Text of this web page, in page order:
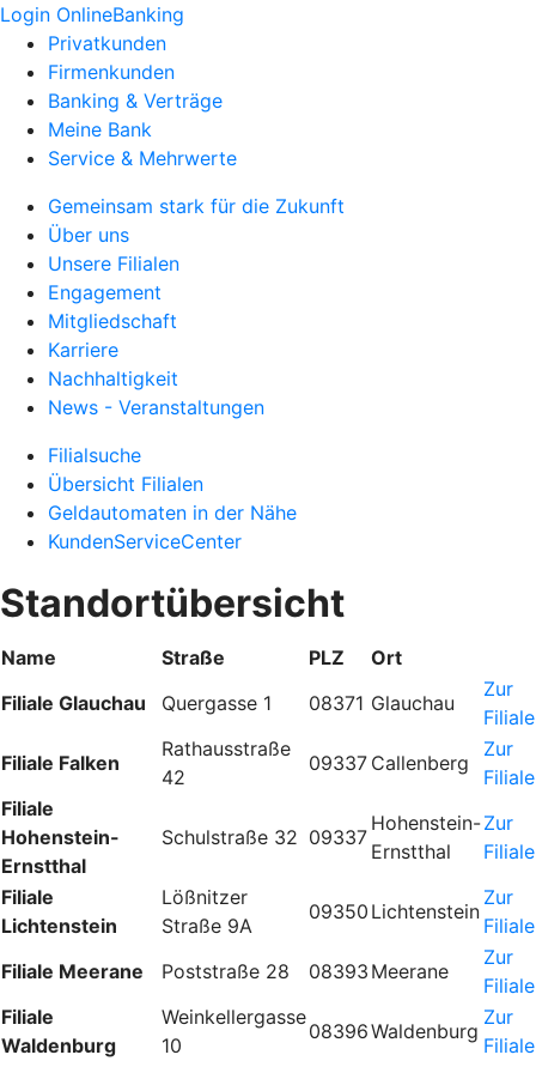
Login OnlineBanking
Privatkunden
Firmenkunden
Banking & Verträge
Meine Bank
Service & Mehrwerte
Gemeinsam stark für die Zukunft
Über uns
Unsere Filialen
Engagement
Mitgliedschaft
Karriere
Nachhaltigkeit
News - Veranstaltungen
Filialsuche
Übersicht Filialen
Geldautomaten in der Nähe
KundenServiceCenter
Standortübersicht
Name Straße PLZ
Ort
Filiale Glauchau
Quergasse 1 08371 Glauchau
Zur
Filiale
Filiale Falken
Rathausstraße
42
09337 Callenberg
Zur
Filiale
Filiale
Hohenstein-
Ernstthal
Schulstraße 32 09337
Hohenstein-
Ernstthal
Zur
Filiale
Filiale
Lichtenstein
Lößnitzer
Straße 9A
09350 Lichtenstein
Zur
Filiale
Filiale Meerane
Poststraße 28 08393 Meerane
Zur
Filiale
Filiale
Waldenburg
Weinkellergasse
10
08396Waldenburg
Zur
Filiale